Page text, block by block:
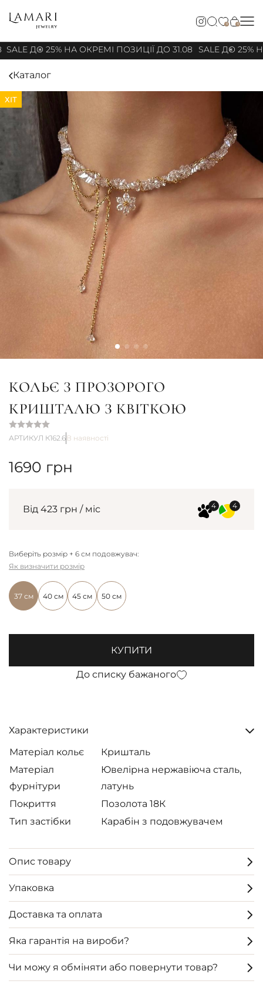
0 0
SALE ДО 25% НА ОКРЕМІ ПОЗИЦІЇ ДО 31.08 SALE ДО 25%
Каталог
ХІТ
КОЛЬЄ З ПРОЗОРОГО
КРИШТАЛЮ З КВІТКОЮ
АРТИКУЛ К162.6В наявності
1690 грн
Від 423 грн / міс
Виберіть розмір + 6 см подовжувач:
37 см 40 см 45 см 50 см
Як визначити розмір
КУПИТИ
До списку бажаного
Характеристики
Матеріал кольє
Кришталь
Матеріал
фурнітури
Ювелірна нержавіюча сталь,
латунь
Покриття
Позолота 18К
Тип застібки
Карабін з подовжувачем
Опис товару
Упаковка
Доставка та оплата
Яка гарантія на вироби?
Чи можу я обміняти або повернути товар?